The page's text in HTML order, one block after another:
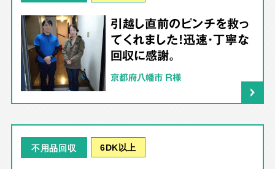
引越し直前のピンチを救っ
てくれました！迅速・丁寧な
回収に感謝。
京都府八幡市 R様
不用品回収 6DK以上